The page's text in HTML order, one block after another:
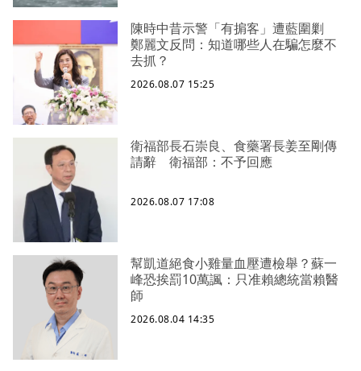
陳時中昔示警「有掮客」遭藍圍剿
鄭麗文反問：知道哪些人在騙怎麼不
去抓？
2026.08.07 15:25
衛福部長石崇良、食藥署長姜至剛傳
請辭 衛福部：不予回應
2026.08.07 17:08
幫凱道絕食小雞量血壓遭檢舉？蘇一
峰恐挨罰10萬諷：只准賴總統當賴醫
師
2026.08.04 14:35